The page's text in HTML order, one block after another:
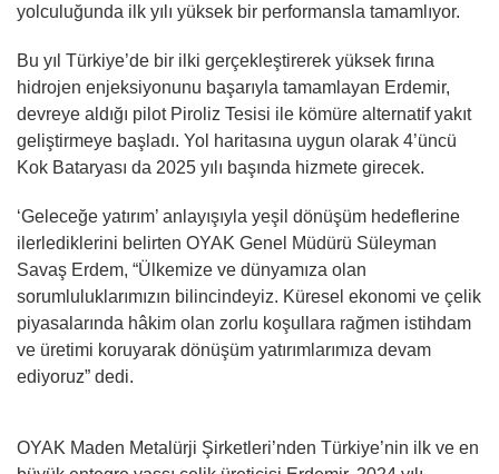
yolculuğunda ilk yılı yüksek bir performansla tamamlıyor.
Bu yıl Türkiye’de bir ilki gerçekleştirerek yüksek fırına
hidrojen enjeksiyonunu başarıyla tamamlayan Erdemir,
devreye aldığı pilot Piroliz Tesisi ile kömüre alternatif yakıt
geliştirmeye başladı. Yol haritasına uygun olarak 4’üncü
Kok Bataryası da 2025 yılı başında hizmete girecek.
‘Geleceğe yatırım’ anlayışıyla yeşil dönüşüm hedeflerine
ilerlediklerini belirten OYAK Genel Müdürü Süleyman
Savaş Erdem, “Ülkemize ve dünyamıza olan
sorumluluklarımızın bilincindeyiz. Küresel ekonomi ve çelik
piyasalarında hâkim olan zorlu koşullara rağmen istihdam
ve üretimi koruyarak dönüşüm yatırımlarımıza devam
ediyoruz” dedi.
OYAK Maden Metalürji Şirketleri’nden Türkiye’nin ilk ve en